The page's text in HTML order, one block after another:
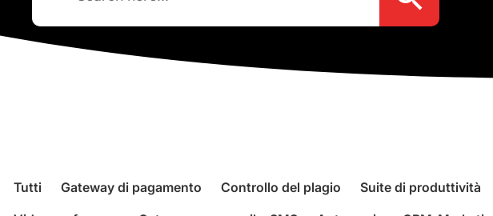
Tutti Gateway di pagamento Controllo del plagio Suite di produttività